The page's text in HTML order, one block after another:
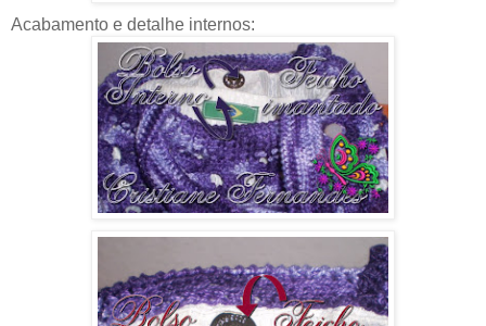
Acabamento e detalhe internos: